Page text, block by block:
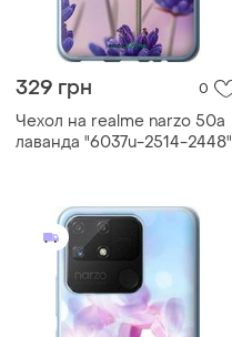
329 грн 0
Чехол на realme narzo 50a
лаванда "6037u-2514-2448"